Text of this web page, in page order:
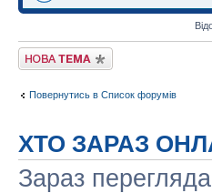
Створити нову тему
Повернутись в Список форумів
ХТО ЗАРАЗ
Зараз